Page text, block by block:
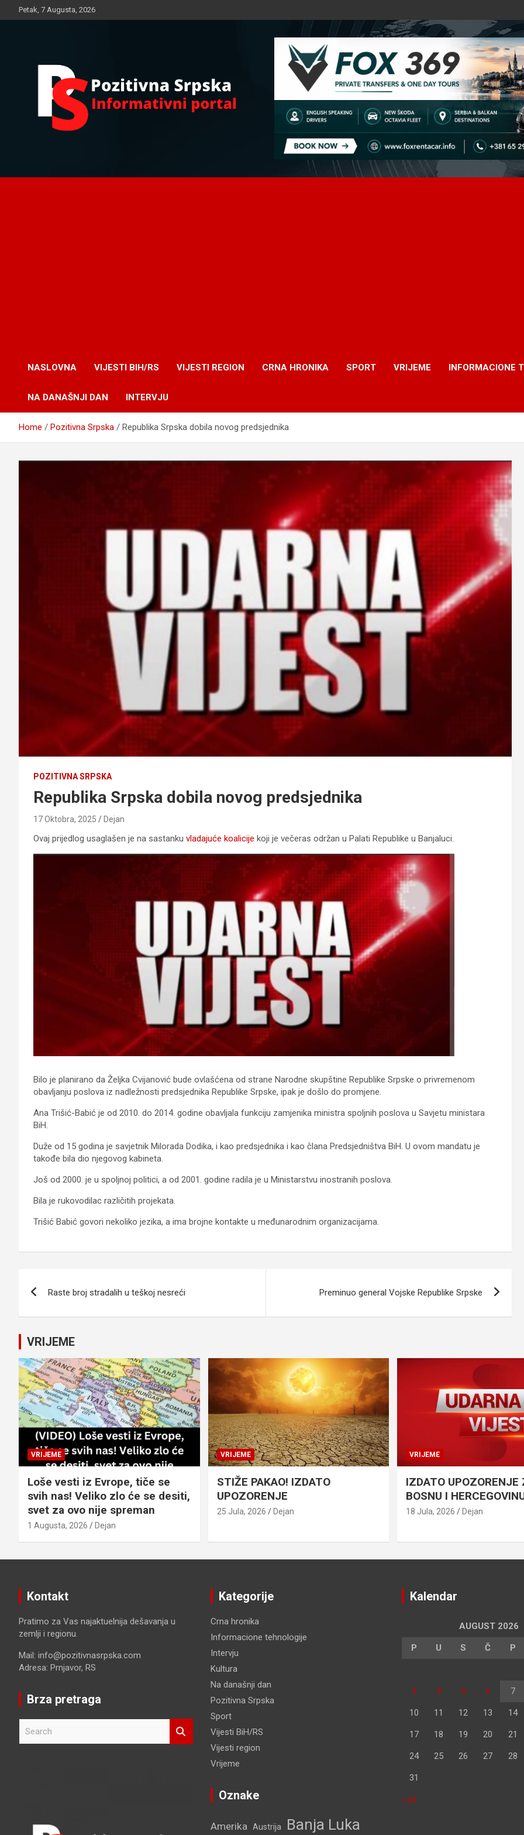
to
Petak, 7 Augusta, 2026
NASLOVNA VIJESTI BIH/RS VIJESTI REGION CRNA HRONIKA SPORT VRIJEME INFORMACIONE
NA DANAŠNJI DAN INTERVJU
Home Pozitivna Srpska Republika Srpska dobila novog predsjednika
POZITIVNA SRPSKA
Republika Srpska dobila novog predsjednika
17 Oktobra, 2025 Dejan
Ovaj prijedlog usaglašen je na sastanku vladajuće koalicije koji je večeras održan u Palati Republike u Banjaluci.
Bilo je planirano da Željka Cvijanović bude ovlašćena od strane Narodne skupštine Republike Srpske o privremenom
obavljanju poslova iz nadležnosti predsjednika Republike Srpske, ipak je došlo do promjene.
Ana Trišić-Babić je od 2010. do 2014. godine obavljala funkciju zamjenika ministra spoljnih poslova u Savjetu ministara
BiH.
Duže od 15 godina je savjetnik Milorada Dodika, i kao predsjednika i kao člana Predsjedništva BiH. U ovom mandatu je
takođe bila dio njegovog kabineta.
Јoš od 2000. je u spoljnoj politici, a od 2001. godine radila je u Ministarstvu inostranih poslova.
Bila je rukovodilac različitih projekata.
Trišić Babić govori nekoliko jezika, a ima brojne kontakte u međunarodnim organizacijama.
Raste broj stradalih u teškoj nesreći Preminuo general Vojske Republike Srpske
VRIJEME
VRIJEME
Loše vesti iz Evrope, tiče se
svih nas! Veliko zlo će se desiti,
svet za ovo nije spreman
1 Augusta, 2026 Dejan
VRIJEME
STIŽE PAKAO! IZDATO
UPOZORENJE
25 Jula, 2026 Dejan
VRIJEME
IZDATO UPOZORENJE
BOSNU I
18 Jula, 2026 Dejan
Kontakt
Pratimo za Vas najaktuelnija dešavanja u
zemlji i regionu.
Mail: info@pozitivnasrpska.com
Adresa: Prnjavor, RS
Brza pretraga
Kategorije
Crna hronika
Informacione tehnologije
Intervju
Kultura
Na današnji dan
Pozitivna Srpska
Sport
Vijesti BiH/RS
Vijesti region
Vrijeme
Oznake
Amerika Austrija Banja Luka
Kalendar
AUGUST 2026
P U S Č P
3 4 5 6 7
10 11 12 13 14
17 18 19 20 21
24 25 26 27 28
31
« jul